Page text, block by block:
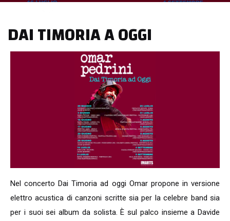
DAI TIMORIA A OGGI
Nel concerto Dai Timoria ad oggi Omar propone in versione
elettro acustica di canzoni scritte sia per la celebre band sia
per i suoi sei album da solista. È sul palco insieme a Davide